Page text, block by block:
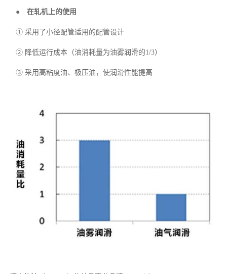
● 在轧机上的使用
① 采用了小径配管适用的配管设计
② 降低运行成本（油消耗量为油雾润滑的1/3）
③ 采用高粘度油、极压油，使润滑性能提高